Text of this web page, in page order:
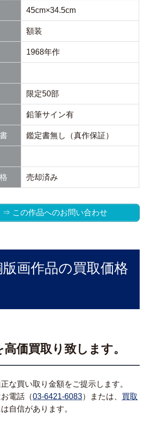
45cm×34.5cm
額装
1968年作
限定50部
鉛筆サイン有
鑑定書無し（真作保証）
売却済み
⇒ この作品へのお問い合わせ
画作品の買取価格
価買取り致します。
な買い取り金額をご提示します。
電話（03-6421-6083）または、 買取
自信があります。